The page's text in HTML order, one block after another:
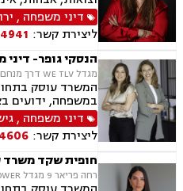
במשפחה, הורות חד
חטיפת ילדים,
מתמשך, ייצוג
הורי, פונדקאות,
אלימות במשפחה
דיני משפחה ,
ליצירת קשר:
הנסקי גופר- דיני
מגדל WE TLV דרך מנחם בגין 150, תל-אביב
המשרד עוסק
במשפחה, ידועים
הסכמי חיים
מינית, אבהות,
מתמשך, ירושות
שהות, איזון
דיני משפחה ,
ליצירת קשר:
חופית שקד משרד
רחה פריאר 9 מגדל M-TOWER, באר שבע